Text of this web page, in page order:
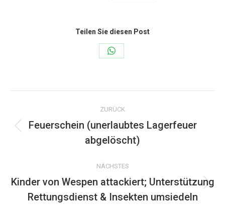
Teilen Sie diesen Post
Share
WhatsApp
Kommentarnavigation
ZURÜCK
Beitrag:
Feuerschein (unerlaubtes Lagerfeuer
abgelöscht)
NÄCHSTES
Beitrag:
Kinder von Wespen attackiert; Unterstützung
Rettungsdienst & Insekten umsiedeln